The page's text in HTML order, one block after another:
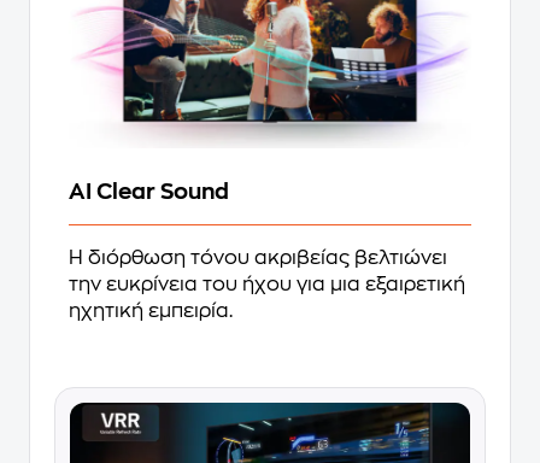
AI Clear Sound
Η διόρθωση τόνου ακριβείας βελτιώνει
την ευκρίνεια του ήχου για μια εξαιρετική
ηχητική εμπειρία.